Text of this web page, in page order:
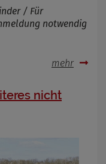
/ Für
notwendig
mehr
nicht